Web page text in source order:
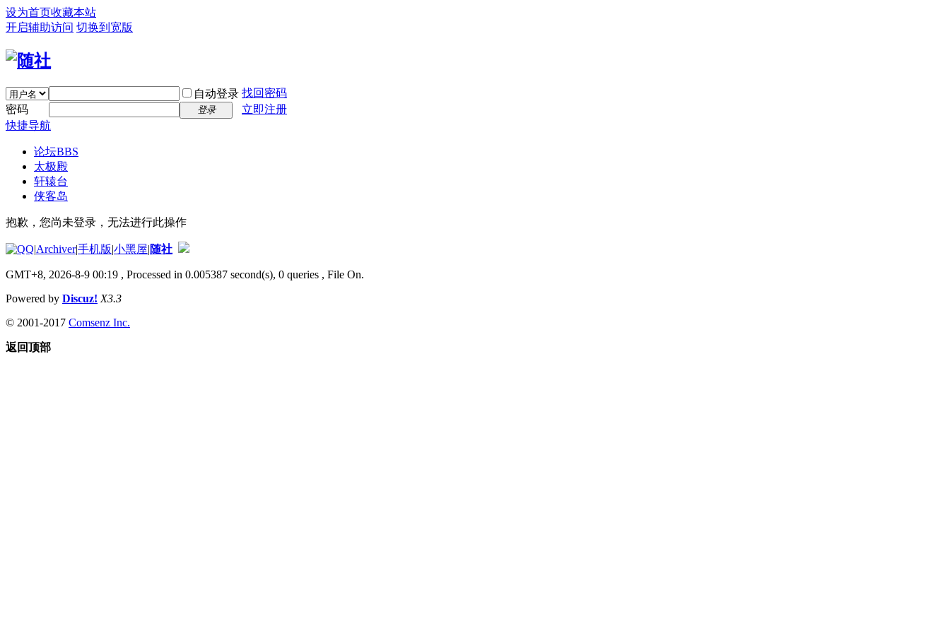
设为首页收藏本站
开启辅助访问 切换到宽版
自动登录 找回密码
密码
登录
立即注册
快捷导航
论坛BBS
太极殿
轩辕台
侠客岛
抱歉，您尚未登录，无法进行此操作
|Archiver|手机版|小黑屋|随社
GMT+8, 2026-8-9 00:19 , Processed in 0.005387 second(s), 0 queries , File On.
Powered by Discuz! X3.3
© 2001-2017 Comsenz Inc.
返回顶部